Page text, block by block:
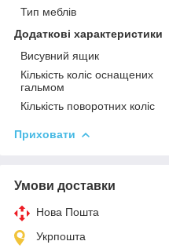
Тип меблів
Додаткові характеристики
Висувний ящик
Кількість коліс оснащених
гальмом
Кількість поворотних коліс
Приховати
Умови доставки
Нова Пошта
Укрпошта